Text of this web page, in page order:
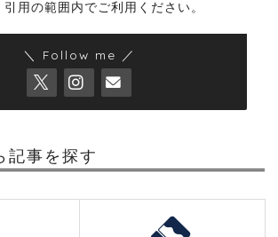
引用の範囲内でご利用ください。
＼ Follow me ／
記事を探す